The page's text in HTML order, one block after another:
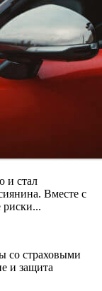
и стал
Вместе с
риски...
со страховыми
и защита